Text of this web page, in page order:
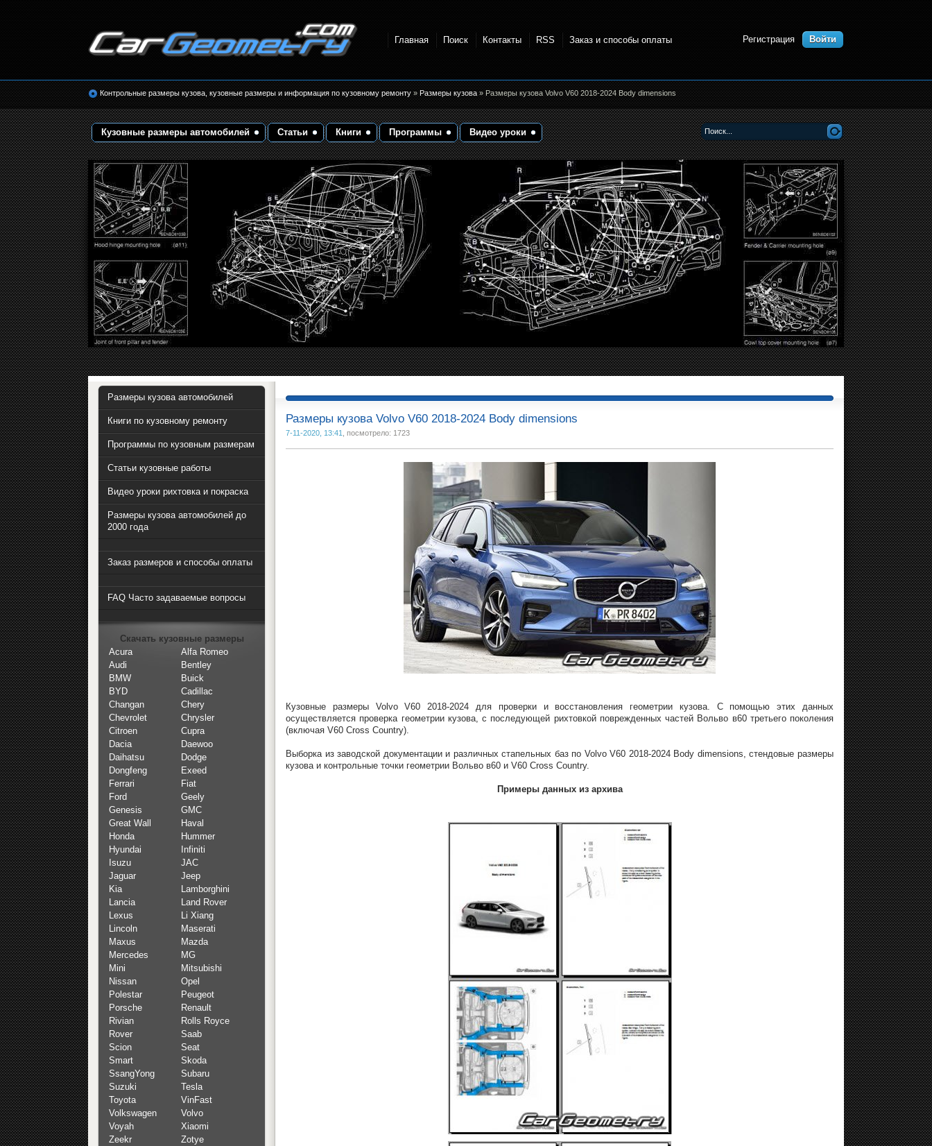
кузовные размеры. Геометрия кузова
Главная Поиск Контакты RSS Заказ и способы оплаты Регистрация Войти
Контрольные размеры кузова, кузовные размеры и информация по кузовному ремонту»Размеры кузова» Размеры кузова Volvo V60 2018-2024 Body dimensions
Кузовные размеры автомобилей Статьи Книги Программы Видео уроки
Размеры кузова Volvo V60 2018-2024 Body dimensions
7-11-2020, 13:41, посмотрело: 1723
Кузовные размеры Volvo V60 2018-2024 для проверки и восстановления геометрии кузова. С помощью этих данных
осуществляется проверка геометрии кузова, с последующей рихтовкой поврежденных частей Вольво в60 третьего поколения
(включая V60 Cross Country).
Выборка из заводской документации и различных стапельных баз по Volvo V60 2018-2024 Body dimensions, стендовые размеры
кузова и контрольные точки геометрии Вольво в60 и V60 Cross Country.
Примеры данных из архива
Размеры кузова автомобилей
Книги по кузовному ремонту
Программы по кузовным размерам
Статьи кузовные работы
Видео уроки рихтовка и покраска
Размеры кузова автомобилей до
2000 года
Заказ размеров и способы оплаты
FAQ Часто задаваемые вопросы
Скачать кузовные размеры
Acura
Alfa Romeo
Audi
Bentley
BMW
Buick
BYD
Cadillac
Changan
Chery
Chevrolet
Chrysler
Citroen
Cupra
Dacia
Daewoo
Daihatsu
Dodge
Dongfeng
Exeed
Ferrari
Fiat
Ford
Geely
Genesis
GMC
Great Wall
Haval
Honda
Hummer
Hyundai
Infiniti
Isuzu
JAC
Jaguar
Jeep
Kia
Lamborghini
Lancia
Land Rover
Lexus
Li Xiang
Lincoln
Maserati
Maxus
Mazda
Mercedes
MG
Mini
Mitsubishi
Nissan
Opel
Polestar
Peugeot
Porsche
Renault
Rivian
Rolls Royce
Rover
Saab
Scion
Seat
Smart
Skoda
SsangYong
Subaru
Suzuki
Tesla
Toyota
VinFast
Volkswagen
Volvo
Voyah
Xiaomi
Zeekr
Zotye